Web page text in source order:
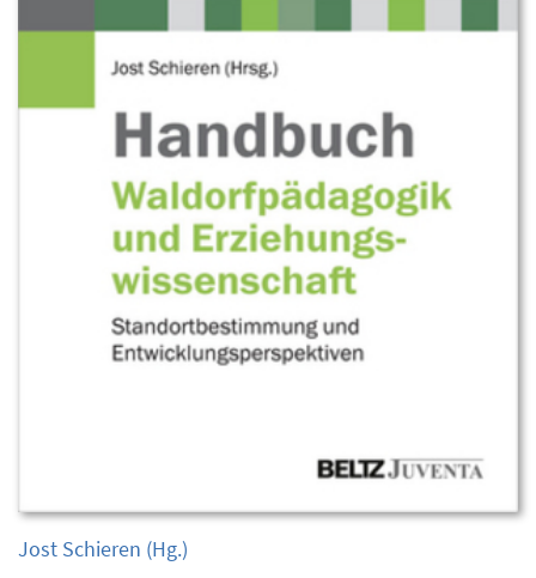
Jost Schieren (Hg.)